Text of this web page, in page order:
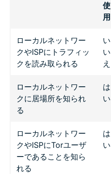
使
用
ローカルネットワー
クやISPにトラフィッ
クを読み取られる
い
い
え
ローカルネットワー
クに居場所を知られ
る
は
い
ローカルネットワー
クやISPにTorユーザ
ーであることを知ら
れる
は
い